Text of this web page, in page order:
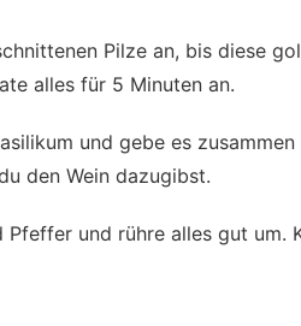
Pilze an, bis diese
alles für 5 Minuten an.
und gebe es
den Wein dazugibst.
Pfeffer und rühre alles gut um.